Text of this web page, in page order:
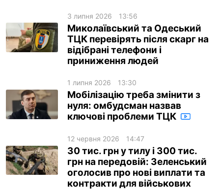
3 липня 2026 13:56
Миколаївський та Одеський
ТЦК перевірять після скарг на
відібрані телефони і
приниження людей
1 липня 2026 13:30
Мобілізацію треба змінити з
нуля: омбудсман назвав
ключові проблеми ТЦК
12 червня 2026 14:47
30 тис. грн у тилу і 300 тис.
грн на передовій: Зеленський
оголосив про нові виплати та
контракти для військових